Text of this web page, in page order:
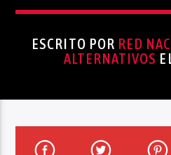
ESCRITO POR RED
ALTERNATIVOS